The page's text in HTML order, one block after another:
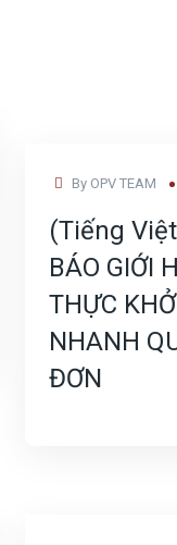
By OPV TEAM
(Tiếng
BÁO GIỚI
THỰC
NHANH
ĐƠN